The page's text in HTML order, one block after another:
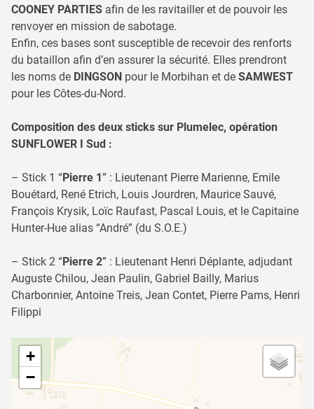
COONEY PARTIES afin de les ravitailler et de pouvoir les
renvoyer en mission de sabotage.
Enfin, ces bases sont susceptible de recevoir des renforts
du bataillon afin d’en assurer la sécurité. Elles prendront
les noms de DINGSON pour le Morbihan et de SAMWEST
pour les Côtes-du-Nord.
Composition des deux sticks sur Plumelec, opération
SUNFLOWER I Sud :
– Stick 1 “Pierre 1” : Lieutenant Pierre Marienne, Emile
Bouétard, René Etrich, Louis Jourdren, Maurice Sauvé,
François Krysik, Loïc Raufast, Pascal Louis, et le Capitaine
Hunter-Hue alias “André” (du S.O.E.)
– Stick 2 “Pierre 2” : Lieutenant Henri Déplante, adjudant
Auguste Chilou, Jean Paulin, Gabriel Bailly, Marius
Charbonnier, Antoine Treis, Jean Contet, Pierre Pams, Henri
Filippi
+
−